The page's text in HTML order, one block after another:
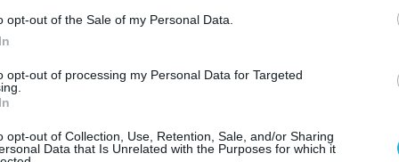
opt-out of the Sale of my Personal Data.
opt-out of processing my Personal Data for Targeted
opt-out of Collection, Use, Retention, Sale, and/or Sharing
Data that Is Unrelated with the Purposes for which it
που αφορούν τις περιουσίες και τα
ότι οι αποφάσεις για το κλείσιμο των
διαδικασία της Αλβανίας απαιτούν
των κρατών-μελών, γεγονός που δίνει στην